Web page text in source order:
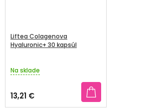
Liftea Colagenova
Hyaluronic+ 30 kapsúl
Na sklade
13,21 €